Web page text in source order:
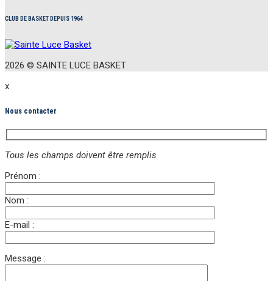
CLUB DE BASKET DEPUIS 1964
2026 © SAINTE LUCE BASKET
x
Nous contacter
Tous les champs doivent être remplis
Prénom :
Nom :
E-mail :
Message :